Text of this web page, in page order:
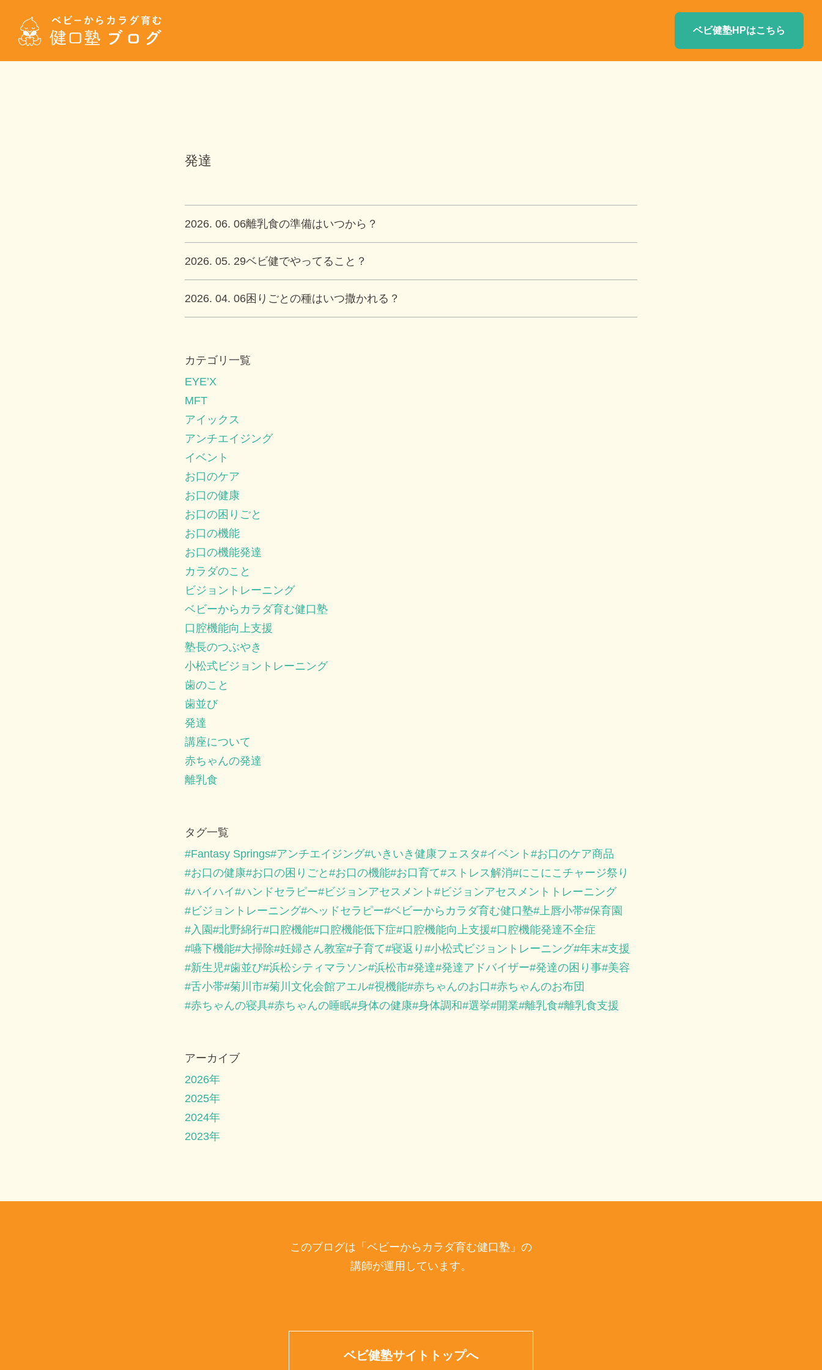
ベビ健塾HPはこちら
発達
2026. 06. 06離乳食の準備はいつから？
2026. 05. 29ベビ健でやってること？
2026. 04. 06困りごとの種はいつ撒かれる？
カテゴリ一覧
EYE’X
MFT
アイックス
アンチエイジング
イベント
お口のケア
お口の健康
お口の困りごと
お口の機能
お口の機能発達
カラダのこと
ビジョントレーニング
ベビーからカラダ育む健口塾
口腔機能向上支援
塾長のつぶやき
小松式ビジョントレーニング
歯のこと
歯並び
発達
講座について
赤ちゃんの発達
離乳食
タグ一覧
Fantasy Springs アンチエイジング いきいき健康フェスタ イベント
お口のケア商品
お口の健康 お口の困りごと お口の機能 お口育て ストレス解消 にこにこチャージ祭り
ハイハイ
ハンドセラピー ビジョンアセスメント
ビジョンアセスメントトレーニング
ビジョントレーニング ヘッドセラピー ベビーからカラダ育む健口塾 上唇小帯 保育園
入園
北野綿行 口腔機能 口腔機能低下症 口腔機能向上支援
口腔機能発達不全症
嚥下機能 大掃除 妊婦さん教室 子育て 寝返り 小松式ビジョントレーニング 年末 支援
新生児 歯並び 浜松シティマラソン 浜松市 発達 発達アドバイザー 発達の困り事 美容
舌小帯 菊川市 菊川文化会館アエル 視機能 赤ちゃんのお口
赤ちゃんのお布団
赤ちゃんの寝具 赤ちゃんの睡眠 身体の健康 身体調和 選挙 開業 離乳食 離乳食支援
アーカイブ
2026年
2025年
2024年
2023年
このブログは「ベビーからカラダ育む健口塾」の
講師が運用しています。
ベビ健塾サイトトップへ